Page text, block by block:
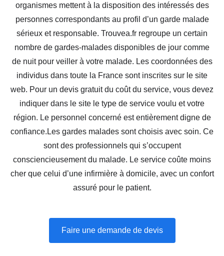
organismes mettent à la disposition des intéressés des
personnes correspondants au profil d’un garde malade
sérieux et responsable. Trouvea.fr regroupe un certain
nombre de gardes-malades disponibles de jour comme
de nuit pour veiller à votre malade. Les coordonnées des
individus dans toute la France sont inscrites sur le site
web. Pour un devis gratuit du coût du service, vous devez
indiquer dans le site le type de service voulu et votre
région. Le personnel concerné est entièrement digne de
confiance.Les gardes malades sont choisis avec soin. Ce
sont des professionnels qui s’occupent
consciencieusement du malade. Le service coûte moins
cher que celui d’une infirmière à domicile, avec un confort
assuré pour le patient.
Faire une demande de devis